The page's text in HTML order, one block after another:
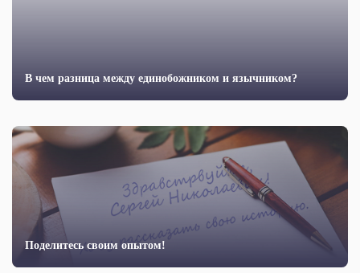
В чем разница между единобожником и язычником?
Поделитесь своим опытом!